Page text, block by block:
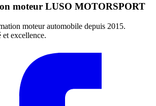
moteur LUSO MOTORSPORT
moteur automobile depuis 2015.
excellence.